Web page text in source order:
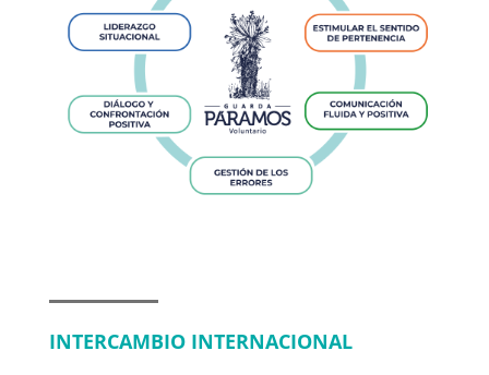
INTERCAMBIO INTERNACIONAL